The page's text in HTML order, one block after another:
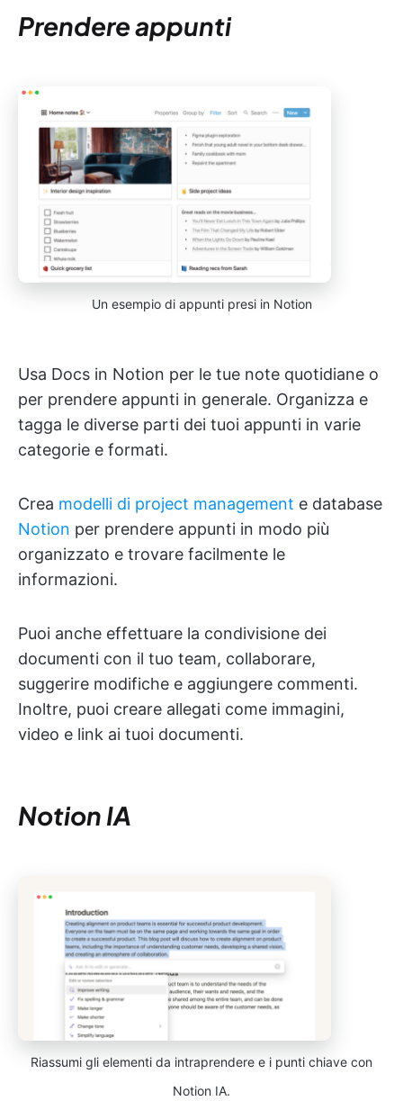
Prendere appunti
Un esempio di appunti presi in Notion
Usa Docs in Notion per le tue note quotidiane o
per prendere appunti in generale. Organizza e
tagga le diverse parti dei tuoi appunti in varie
categorie e formati.
Crea modelli di project management e database
Notion per prendere appunti in modo più
organizzato e trovare facilmente le
informazioni.
Puoi anche effettuare la condivisione dei
documenti con il tuo team, collaborare,
suggerire modifiche e aggiungere commenti.
Inoltre, puoi creare allegati come immagini,
video e link ai tuoi documenti.
Notion IA
Riassumi gli elementi da intraprendere e i punti chiave con
Notion IA.